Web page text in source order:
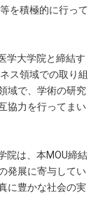
を積極的に行って
学大学院と締結す
ス領域での取り組
域で、学術の研究
協力を行ってまい
院は、本MOU締結
発展に寄与してい
に豊かな社会の実